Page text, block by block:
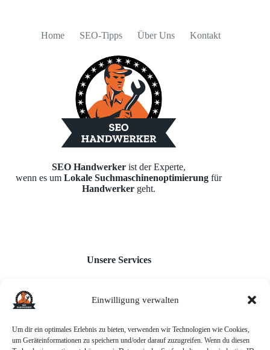
Einwilligung verwalten
Um dir ein optimales Erlebnis zu bieten, verwenden wir Technologien wie Cookies,
um Geräteinformationen zu speichern und/oder darauf zuzugreifen. Wenn du diesen
Home SEO-Tipps Über Uns Kontakt
SEO Handwerker ist der Experte,
wenn es umLokale Suchmaschinenoptimierung für
Handwerker geht.
Unsere Services
Webseiten für Handwerker
Google Unternehmensprofil
Backlink-Aufbau
AI-Chatbot